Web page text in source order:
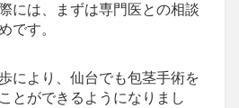
には、まずは専門医との相談
です。
により、仙台でも包茎手術を
とができるようになりまし